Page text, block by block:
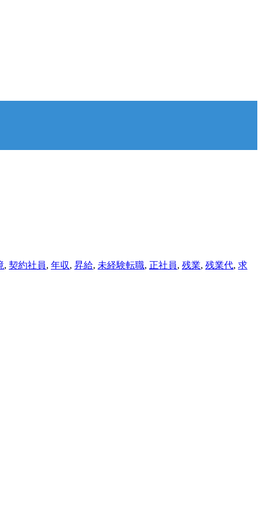
, 契約社員, 年収, 昇給, 未経験転職, 正社員, 残業, 残業代, 求